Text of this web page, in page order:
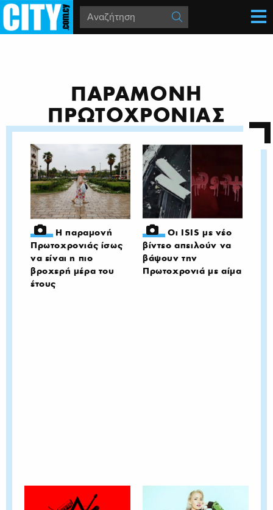
ΠΑΡΑΜΟΝΗ
ΠΡΩΤΟΧΡΟΝΙΑΣ
Η παραμονή
Πρωτοχρονιάς ίσως
να είναι η πιο
βροχερή μέρα του
έτους
Οι ISIS με νέο
βίντεο απειλούν να
βάψουν την
Πρωτοχρονιά με αίμα